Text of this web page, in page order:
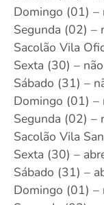
Domingo (01) –
Segunda (02) –
Sacolão Vila
Sexta (30) –
Sábado (31) –
Domingo (01) –
Segunda (02) –
Sacolão Vila
Sexta (30) –
Sábado (31) –
Domingo (01) –